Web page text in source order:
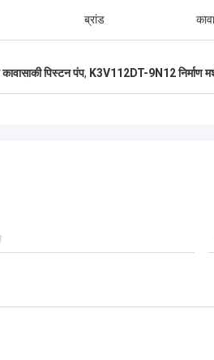
ब्रांड
पिस्टन पंप, K3V112DT-9N12 निर्माण